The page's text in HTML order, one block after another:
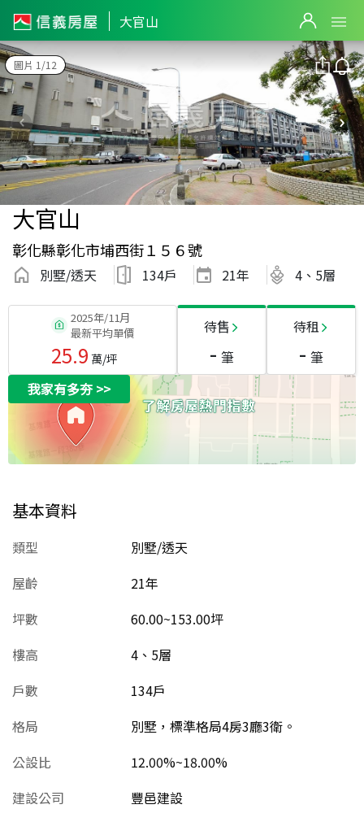
大官山
圖片 1/12
大官山
彰化縣彰化市埔西街１５６號
別墅/透天 134戶 21年 4、5層
2025年/11月
最新平均單價
25.9 萬/坪
待售
- 筆
待租
- 筆
我家有多夯>>
基本資料
類型
別墅/透天
屋齡
21年
坪數
60.00~153.00坪
樓高
4、5層
戶數
134戶
格局
別墅，標準格局4房3廳3衛。
公設比
12.00%~18.00%
建設公司
豐邑建設